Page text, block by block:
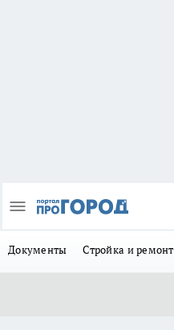
Документы Стройка и ремонт